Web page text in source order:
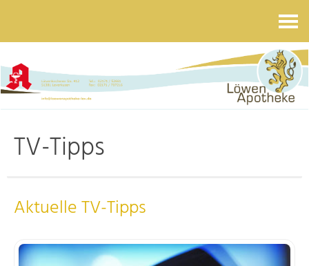
TV-Tipps
Aktuelle TV-Tipps